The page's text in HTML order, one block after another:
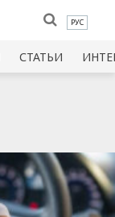
РУС
СТАТЬИ